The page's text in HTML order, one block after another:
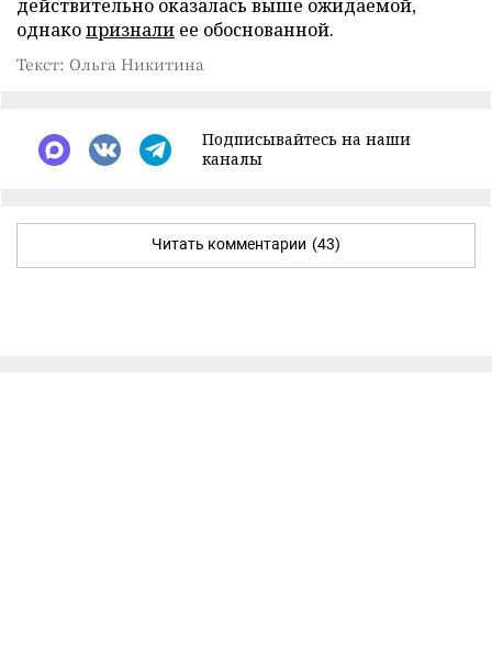
действительно оказалась выше ожидаемой,
однакопризнали ее обоснованной.
Текст: Ольга Никитина
Подписывайтесь на наши
каналы
Читать комментарии (43)